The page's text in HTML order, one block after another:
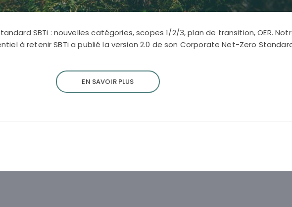
SBTi : nouvelles catégories, scopes 1/2/3, plan de transition, OER.
à retenir SBTi a publié la version 2.0 de son Corporate Net-Zero Standard
EN SAVOIR PLUS